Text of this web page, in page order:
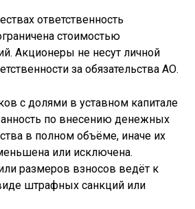
ответственность
стоимостью
Акционеры не несут личной
за обязательства АО.
с долями в уставном капитале
по внесению денежных
в полном объёме, иначе их
или исключена.
размеров взносов ведёт к
штрафных санкций или